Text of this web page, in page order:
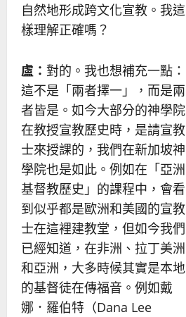
自然地形成跨文化宣教。我這
樣理解正確嗎？
盧： 對的。我也想補充一點：
這不是「兩者擇一」，而是兩
者皆是。如今大部分的神學院
在教授宣教歷史時，是請宣教
士來授課的，我們在新加坡神
學院也是如此。例如在「亞洲
基督教歷史」的課程中，會看
到似乎都是歐洲和美國的宣教
士在這裡建教堂，但如今我們
已經知道，在非洲、拉丁美洲
和亞洲，大多時候其實是本地
的基督徒在傳福音。例如戴
娜．羅伯特（Dana Lee